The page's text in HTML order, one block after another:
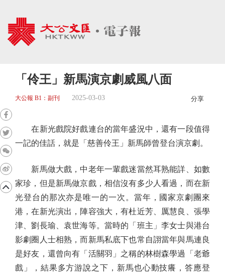
「伶王」新馬演京劇威風八面
大公報 B1：副刊 2025-03-03 分享
在新光戲院好戲連台的當年盛況中，還有一段值得
一記的佳話，就是「慈善伶王」新馬師曾登台演京劇。
新馬做大戲，中老年一輩戲迷當然耳熟能詳、如數
家珍，但是新馬做京戲，相信沒有多少人看過，而在新
光登台的那次亦是唯一的一次。當年，國家京劇團來
港，在新光演出，陣容強大，有杜近芳、厲慧良、張學
津、劉長瑜、袁世海等。當時的「班主」李女士與港台
影劇圈人士相熟，而新馬私底下也常自詡當年與馬連良
是好友，還曾向有「活關羽」之稱的林樹森學過「老爺
戲」，結果多方游說之下，新馬也心動技癢，答應登